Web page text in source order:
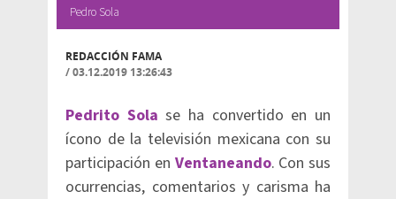
Pedro Sola
REDACCIÓN FAMA
/03.12.2019 13:26:43
Pedrito Sola se ha convertido en un
ícono de la televisión mexicana con su
participación en Ventaneando. Con sus
ocurrencias, comentarios y carisma ha